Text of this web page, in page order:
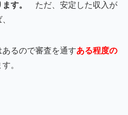
す。
ただ、安定した収入が
るので審査を通すある程度の
。